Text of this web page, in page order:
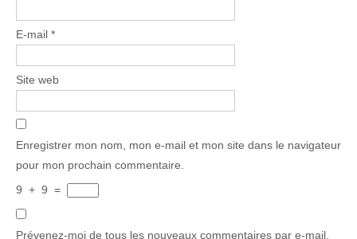
E-mail *
Site web
Enregistrer mon nom, mon e-mail et mon site dans le navigateur
pour mon prochain commentaire.
9 + 9 =
Prévenez-moi de tous les nouveaux commentaires par e-mail.